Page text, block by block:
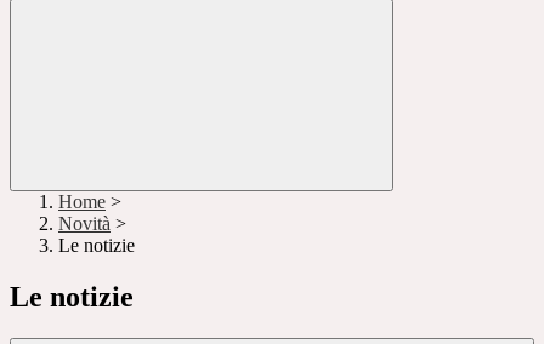
Home >
Novità >
Le notizie
Le notizie